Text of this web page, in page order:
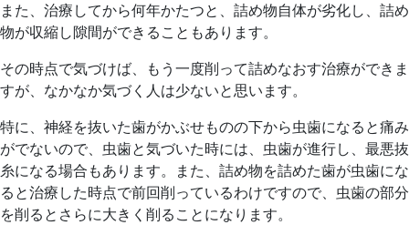
また、治療してから何年かたつと、詰め物自体が劣化し、詰め
物が収縮し隙間ができることもあります。
その時点で気づけば、もう一度削って詰めなおす治療ができま
すが、なかなか気づく人は少ないと思います。
特に、神経を抜いた歯がかぶせものの下から虫歯になると痛み
がでないので、虫歯と気づいた時には、虫歯が進行し、最悪抜
糸になる場合もあります。また、詰め物を詰めた歯が虫歯にな
ると治療した時点で前回削っているわけですので、虫歯の部分
を削るとさらに大きく削ることになります。